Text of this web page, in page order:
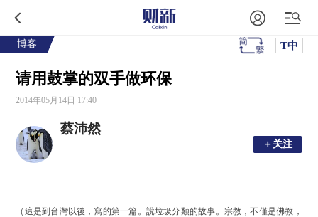
博客 T中
请用鼓掌的双手做环保
2014年05月14日 17:40
蔡沛然
＋关注
＋关注
（這是到台灣以後，寫的第一篇。說垃圾分類的故事。宗教，不僅是佛教，